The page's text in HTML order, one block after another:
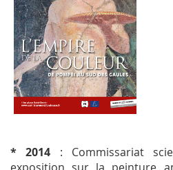
* 2014 : Commissariat